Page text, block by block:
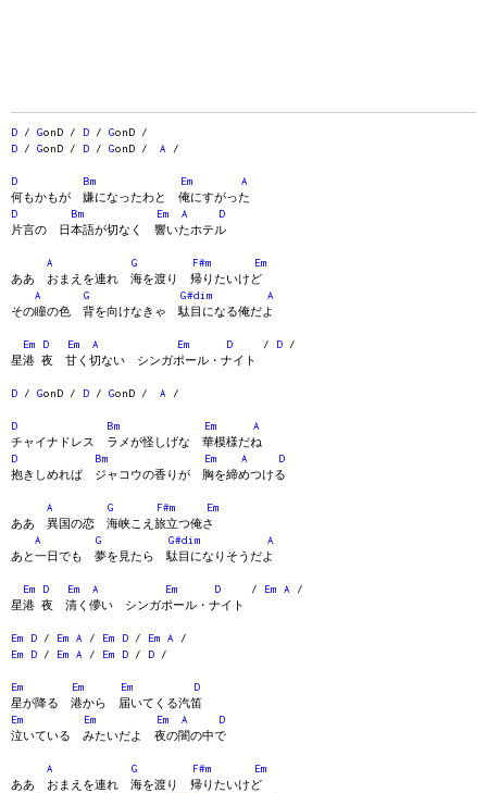
D / GonD / D / GonD /
D / GonD / D / GonD / A /
D Bm Em
A
何もかもが 嫌になったわと 俺にすがった
D
Bm Em A
D
片言の 日本語が切なく 響いたホテル
A G F#m
Em
ああ おまえを連れ 海を渡り 帰りたいけど
A
G G#dim
A
その瞳の色 背を向けなきゃ 駄目になる俺だよ
Em D Em A Em D / D /
星港 夜 甘く切ない シンガポール・ナイト
D / GonD / D / GonD / A /
D Bm Em
A
チャイナドレス ラメが怪しげな 華模様だね
D
Bm Em A
D
抱きしめれば ジャコウの香りが 胸を締めつける
A G F#m
Em
ああ 異国の恋 海峡こえ旅立つ俺さ
A
G G#dim
A
あと一日でも 夢を見たら 駄目になりそうだよ
Em D Em A Em D / Em A /
星港 夜 清く儚い シンガポール・ナイト
Em D / Em A / Em D / Em A /
Em
D / Em A / Em D / D /
Em Em Em
D
星が降る 港から 届いてくる汽笛
Em
Em Em A
D
泣いている みたいだよ 夜の闇の中で
A G F#m
Em
ああ おまえを連れ 海を渡り 帰りたいけど